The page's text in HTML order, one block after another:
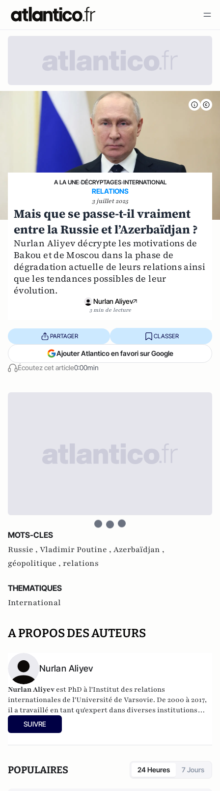
A LA UNE›DÉCRYPTAGES›INTERNATIONAL
RELATIONS
3 juillet 2025
Mais que se passe-t-il vraiment
entre la Russie et l’Azerbaïdjan ?
Nurlan Aliyev décrypte les motivations de
Bakou et de Moscou dans la phase de
dégradation actuelle de leurs relations ainsi
que les tendances possibles de leur
évolution.
Nurlan Aliyev
3 min de lecture
Écoutez cet article0:00min
PARTAGER CLASSER
Ajouter Atlantico en favori sur Google
MOTS-CLES
Russie , Vladimir Poutine , Azerbaïdjan ,
géopolitique , relations
THEMATIQUES
International
A PROPOS DES AUTEURS
Nurlan Aliyev
Nurlan Aliyev est PhD à l'Institut des relations
internationales de l'Université de Varsovie. De 2000 à 2017,
il a travaillé en tant qu'expert dans diverses institutions
gouvernementales, non gouvernementales et
internationales. Son domaine de recherche est
menaces de guerre asymétrique.
SUIVRE
POPULAIRES 24 Heures 7 Jours